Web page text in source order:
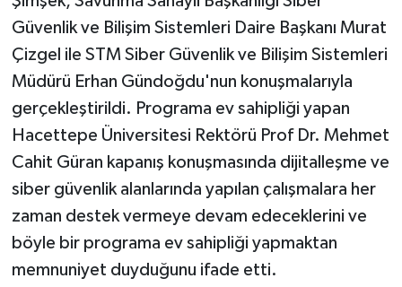
Güvenlik ve Bilişim Sistemleri Daire Başkanı Murat
Çizgel ile STM Siber Güvenlik ve Bilişim Sistemleri
Müdürü Erhan Gündoğdu'nun konuşmalarıyla
gerçekleştirildi. Programa ev sahipliği yapan
Hacettepe Üniversitesi Rektörü Prof Dr. Mehmet
Cahit Güran kapanış konuşmasında dijitalleşme ve
siber güvenlik alanlarında yapılan çalışmalara her
zaman destek vermeye devam edeceklerini ve
böyle bir programa ev sahipliği yapmaktan
memnuniyet duyduğunu ifade etti.